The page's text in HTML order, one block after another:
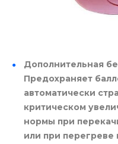
Дополнительная
Предохраняет
автоматически
критическом
нормы при
или при перегреве